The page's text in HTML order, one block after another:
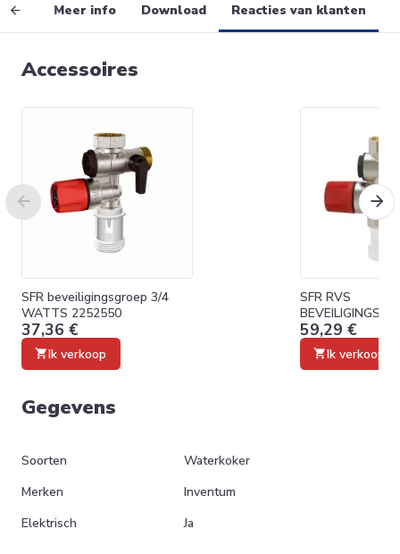
Meer info Download Reacties van klanten
Accessoires
SFR beveiligingsgroep 3/4
WATTS 2252550
37,36 €
Ik verkoop
SFR RVS
WATT 2252570
59,29 €
Ik verkoop
Gegevens
Soorten
Waterkoker
Merken
Inventum
Elektrisch
Ja